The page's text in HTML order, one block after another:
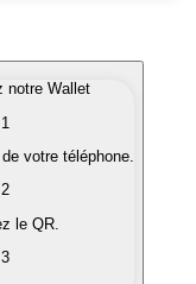
vous intéressent
en monnaie
notre Wallet
1
votre téléphone.
2
le QR.
3